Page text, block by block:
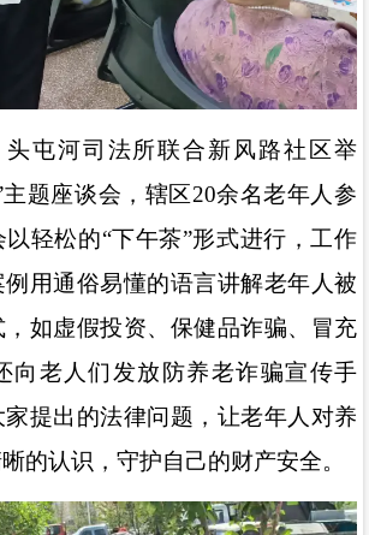
头屯河司法所联合新风路社区举
主题座谈会，辖区20余名老年人参
以轻松的“下午茶”形式进行，工作
例用通俗易懂的语言讲解老年人被
如虚假投资、保健品诈骗、冒充
向老人们发放防养老诈骗宣传手
提出的法律问题，让老年人对养
的认识，守护自己的财产安全。